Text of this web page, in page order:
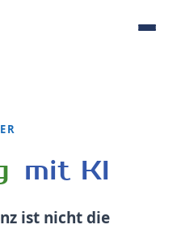
mit KI
ist nicht die